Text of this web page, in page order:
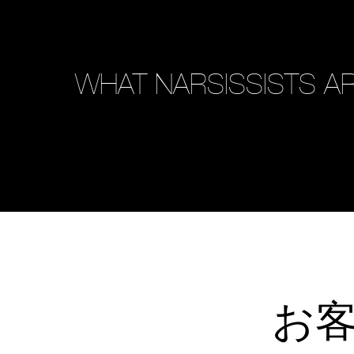
WHAT NARSISSISTS
お